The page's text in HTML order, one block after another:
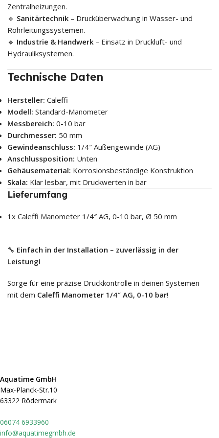
Zentralheizungen.
🔹 Sanitärtechnik – Drucküberwachung in Wasser- und
Rohrleitungssystemen.
🔹 Industrie & Handwerk – Einsatz in Druckluft- und
Hydrauliksystemen.
Technische Daten
Hersteller: Caleffi
Modell: Standard-Manometer
Messbereich: 0-10 bar
Durchmesser: 50 mm
Gewindeanschluss: 1/4″ Außengewinde (AG)
Anschlussposition: Unten
Gehäusematerial: Korrosionsbeständige Konstruktion
Skala: Klar lesbar, mit Druckwerten in bar
Lieferumfang
1x Caleffi Manometer 1/4″ AG, 0-10 bar, Ø 50 mm
🔧 Einfach in der Installation – zuverlässig in der
Leistung!
Sorge für eine präzise Druckkontrolle in deinen Systemen
mit dem Caleffi Manometer 1/4″ AG, 0-10 bar!
Aquatime GmbH
Max-Planck-Str.10
63322 Rödermark
06074 6933960
info@aquatimegmbh.de